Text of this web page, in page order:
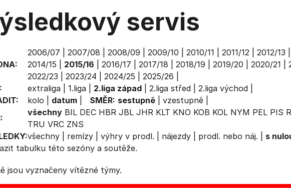
servis
2006/07 2007/08 2008/09 2009/10 2010/11 2011/12| 2012/13
2014/15
2015/16 2016/17 2017/18 2018/19 2019/20 2020/21
2022/23
2023/24 2024/25 2025/26
extraliga| 1.liga| 2.liga západ| 2.liga střed| 2.liga východ|
kolo datum| SMĚR: sestupně| vzestupně|
všechny BIL DEC HBR JBL JHR KLT KNO KOB KOL NYM PEL PIS
TRU VRC ZNS
všechny| remízy| výhry v prodl. nájezdy| prodl. nebo náj. s
tabulkutéto sezóny a soutěže.
jsou vyznačeny vítězné týmy.